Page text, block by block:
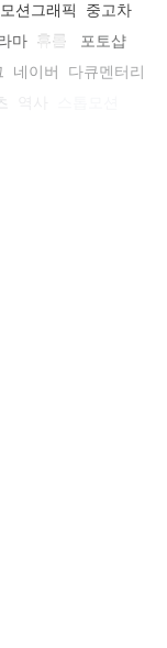
모션그래픽
중고차
마 휴롬
포토샵
네이버
다큐멘터리